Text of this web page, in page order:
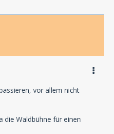
vor allem nicht
die Waldbühne für einen